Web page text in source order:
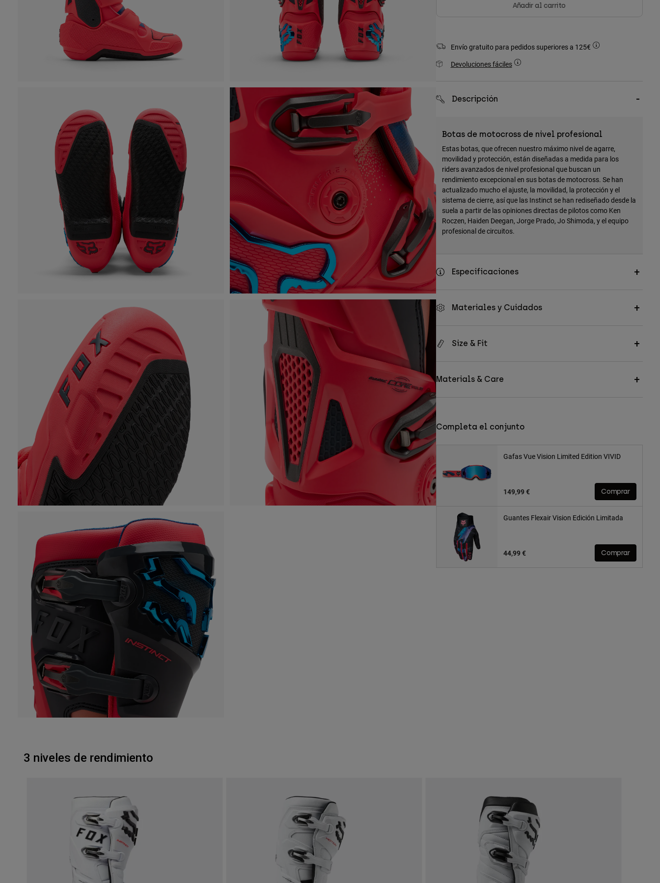
Añadir al carrito
Envío gratuito para pedidos superiores a 125€
Devoluciones fáciles
Descripción
Botas de motocross de nivel profesional
Estas botas, que ofrecen nuestro máximo nivel de agarre,
movilidad y protección, están diseñadas a medida para los
riders avanzados de nivel profesional que buscan un
rendimiento excepcional en sus botas de motocross. Se han
actualizado mucho el ajuste, la movilidad, la protección y el
sistema de cierre, así que las Instinct se han rediseñado desde la
suela a partir de las opiniones directas de pilotos como Ken
Roczen, Haiden Deegan, Jorge Prado, Jo Shimoda, y el equipo
profesional de circuitos.
Especificaciones
Materiales y Cuidados
Size & Fit
Materials & Care
Completa el conjunto
Gafas Vue Vision Limited Edition VIVID
149,99 € Comprar
Guantes Flexair Vision Edición Limitada
44,99 € Comprar
3 niveles de rendimiento